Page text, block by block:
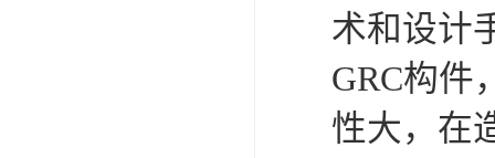
术和设计
GRC构件
性大，在